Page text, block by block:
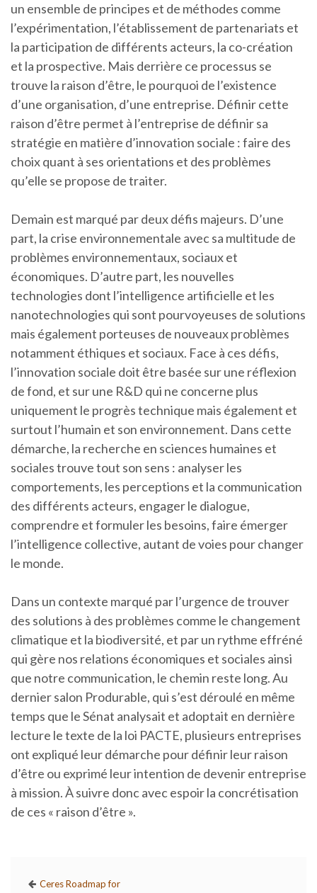
un ensemble de principes et de méthodes comme
l’expérimentation, l’établissement de partenariats et
la participation de différents acteurs, la co-création
et la prospective. Mais derrière ce processus se
trouve la raison d’être, le pourquoi de l’existence
d’une organisation, d’une entreprise. Définir cette
raison d’être permet à l’entreprise de définir sa
stratégie en matière d’innovation sociale : faire des
choix quant à ses orientations et des problèmes
qu’elle se propose de traiter.
Demain est marqué par deux défis majeurs. D’une
part, la crise environnementale avec sa multitude de
problèmes environnementaux, sociaux et
économiques. D’autre part, les nouvelles
technologies dont l’intelligence artificielle et les
nanotechnologies qui sont pourvoyeuses de solutions
mais également porteuses de nouveaux problèmes
notamment éthiques et sociaux. Face à ces défis,
l’innovation sociale doit être basée sur une réflexion
de fond, et sur une R&D qui ne concerne plus
uniquement le progrès technique mais également et
surtout l’humain et son environnement. Dans cette
démarche, la recherche en sciences humaines et
sociales trouve tout son sens : analyser les
comportements, les perceptions et la communication
des différents acteurs, engager le dialogue,
comprendre et formuler les besoins, faire émerger
l’intelligence collective, autant de voies pour changer
le monde.
Dans un contexte marqué par l’urgence de trouver
des solutions à des problèmes comme le changement
climatique et la biodiversité, et par un rythme effréné
qui gère nos relations économiques et sociales ainsi
que notre communication, le chemin reste long. Au
dernier salon Produrable, qui s’est déroulé en même
temps que le Sénat analysait et adoptait en dernière
lecture le texte de la loi PACTE, plusieurs entreprises
ont expliqué leur démarche pour définir leur raison
d’être ou exprimé leur intention de devenir entreprise
à mission. À suivre donc avec espoir la concrétisation
de ces « raison d’être ».
Ceres Roadmap for